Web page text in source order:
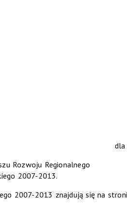
Rozwoju Regionalnego
2007-2013.
2007-2013 znajdują się na